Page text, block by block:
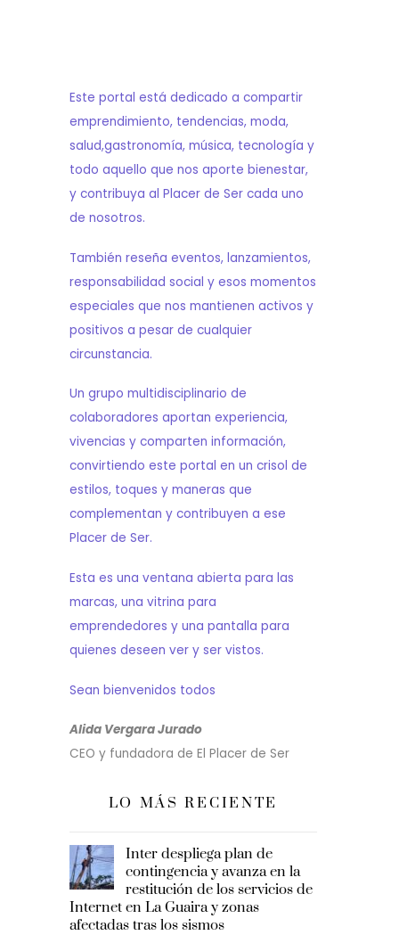
Este portal está dedicado a compartir
emprendimiento, tendencias, moda,
salud,gastronomía, música, tecnología y
todo aquello que nos aporte bienestar,
y contribuya al Placer de Ser cada uno
de nosotros.
También reseña eventos, lanzamientos,
responsabilidad social y esos momentos
especiales que nos mantienen activos y
positivos a pesar de cualquier
circunstancia.
Un grupo multidisciplinario de
colaboradores aportan experiencia,
vivencias y comparten información,
convirtiendo este portal en un crisol de
estilos, toques y maneras que
complementan y contribuyen a ese
Placer de Ser.
Esta es una ventana abierta para las
marcas, una vitrina para
emprendedores y una pantalla para
quienes deseen ver y ser vistos.
Sean bienvenidos todos
Alida Vergara Jurado
CEO y fundadora de El Placer de Ser
LO MÁS RECIENTE
Inter despliega plan de
contingencia y avanza en la
restitución de los servicios de
Internet en La Guaira y zonas
afectadas tras los sismos